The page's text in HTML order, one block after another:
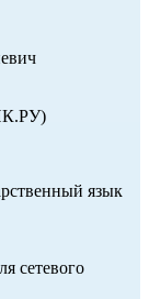
язык
сетевого